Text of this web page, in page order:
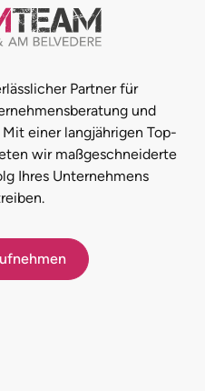
Partner für
und
einer langjährigen Top-
wir maßgeschneiderte
Ihres Unternehmens